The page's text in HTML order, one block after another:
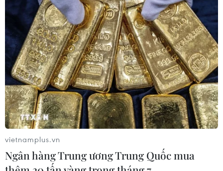
vietnamplus.vn
Ngân hàng Trung ương Trung Quốc mua